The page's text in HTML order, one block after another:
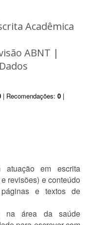
Acadêmica
ABNT |
| Recomendações: 0 |
atuação em escrita
revisões) e conteúdo
e textos de
na área da saúde